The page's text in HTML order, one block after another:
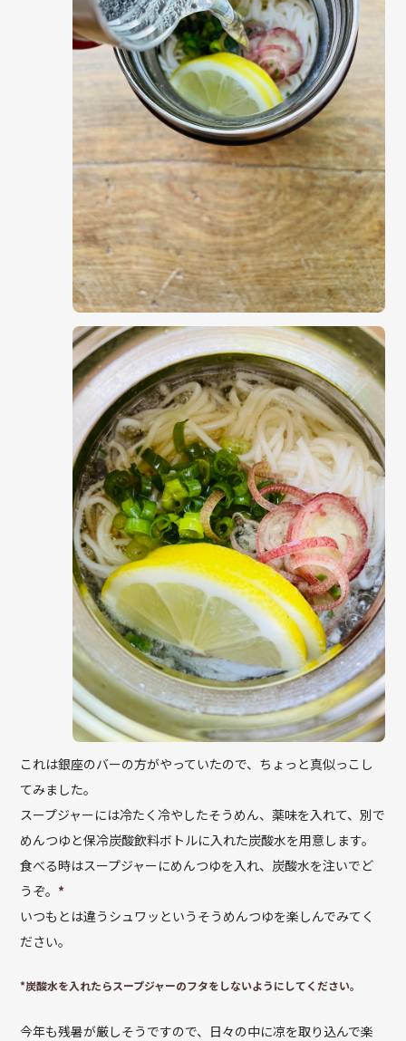
これは銀座のバーの方がやっていたので、ちょっと真似っこし
てみました。
スープジャーには冷たく冷やしたそうめん、薬味を入れて、別で
めんつゆと保冷炭酸飲料ボトルに入れた炭酸水を用意します。
食べる時はスープジャーにめんつゆを入れ、炭酸水を注いでど
うぞ。*
いつもとは違うシュワッというそうめんつゆを楽しんでみてく
ださい。
*炭酸水を入れたらスープジャーのフタをしないようにしてください。
今年も残暑が厳しそうですので、日々の中に凉を取り込んで楽